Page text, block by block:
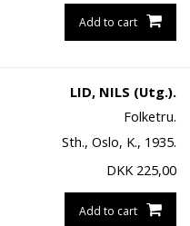
Add to cart
LID, NILS (Utg.).
Folketru.
Sth., Oslo, K., 1935.
DKK 225,00
Add to cart